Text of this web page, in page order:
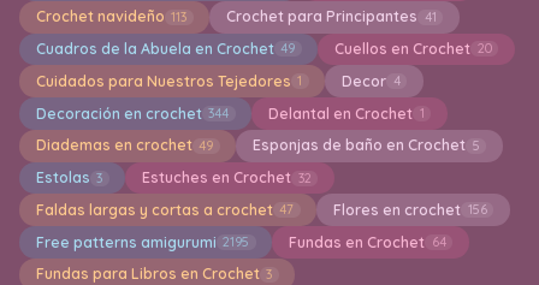
Crochet navideño 113 Crochet para Principantes 41
Cuadros de la Abuela en Crochet 49 Cuellos en Crochet 20
Cuidados para Nuestros Tejedores 1 Decor 4
Decoración en crochet 344 Delantal en Crochet 1
Diademas en crochet 49 Esponjas de baño en Crochet 5
Estolas 3 Estuches en Crochet 32
Faldas largas y cortas a crochet 47 Flores en crochet 156
Free patterns amigurumi 2195 Fundas en Crochet 64
Fundas para Libros en Crochet 3